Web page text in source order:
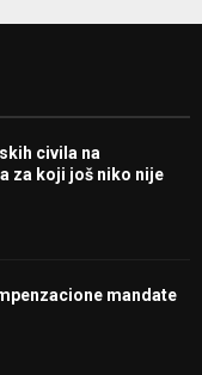
civila na
za koji još niko nije
mandate